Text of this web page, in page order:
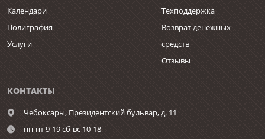
Календари
Полиграфия
Услуги
Техподдержка
Возврат денежных
средств
Отзывы
КОНТАКТЫ
Чебоксары, Президентский бульвар, д. 11
пн-пт 9-19 сб-вс 10-18